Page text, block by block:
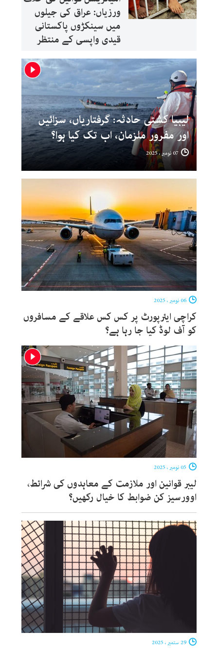
ورزیاں: عراق کی جیلوں
میں سینکڑوں پاکستانی
قیدی واپسی کے منتظر
لیبیا کشتی حادثہ: گرفتاریاں، سزائیں
اور مفرور ملزمان، اب تک کیا ہوا؟
کراچی ایئرپورٹ پر کس کس علاقے کے مسافروں
کو آف لوڈ کیا جا رہا ہے؟
لیبر قوانین اور ملازمت کے معاہدوں کی شرائط،
اوورسیز کن ضوابط کا خیال رکھیں؟